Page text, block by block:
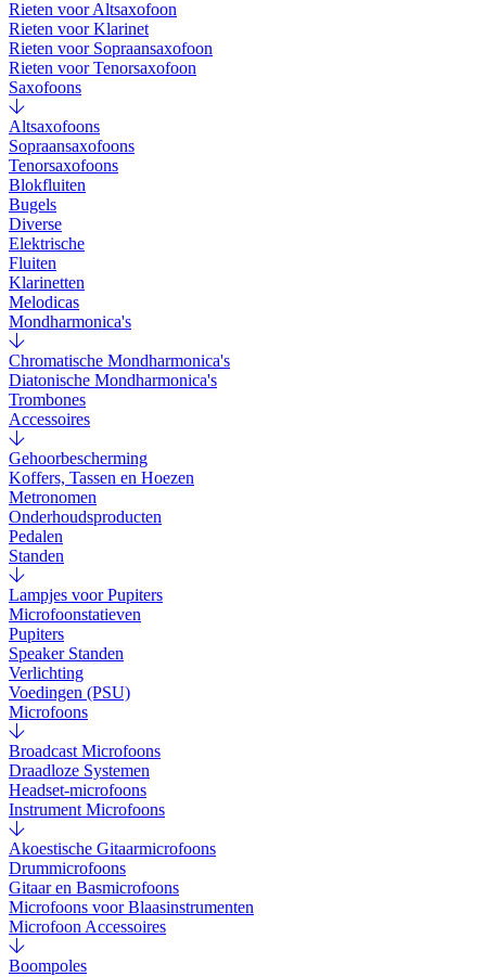
Rieten voor Altsaxofoon
Rieten voor Klarinet
Rieten voor Sopraansaxofoon
Rieten voor Tenorsaxofoon
Saxofoons
Altsaxofoons
Sopraansaxofoons
Tenorsaxofoons
Blokfluiten
Bugels
Diverse
Elektrische
Fluiten
Klarinetten
Melodicas
Mondharmonica's
Chromatische Mondharmonica's
Diatonische Mondharmonica's
Trombones
Accessoires
Gehoorbescherming
Koffers, Tassen en Hoezen
Metronomen
Onderhoudsproducten
Pedalen
Standen
Lampjes voor Pupiters
Microfoonstatieven
Pupiters
Speaker Standen
Verlichting
Voedingen (PSU)
Microfoons
Broadcast Microfoons
Draadloze Systemen
Headset-microfoons
Instrument Microfoons
Akoestische Gitaarmicrofoons
Drummicrofoons
Gitaar en Basmicrofoons
Microfoons voor Blaasinstrumenten
Microfoon Accessoires
Boompoles